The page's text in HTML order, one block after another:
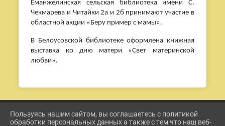
Еманжелинская сельская библиотека имени С.
Чекмарева и Читайки 2а и 2б принимают участие в
областной акции «Беру пример с мамы».
В Белоусовской библиотеке оформлена книжная
выставка ко дню матери «Свет материнской
любви».
2026 Г. ETKUL-KULTURA.RU
Пользуясь нашим сайтом, вы соглашаетесь с политикой
обработки персональных данных а также с тем что наш веб-